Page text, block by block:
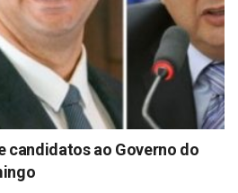
candidatos ao Governo do